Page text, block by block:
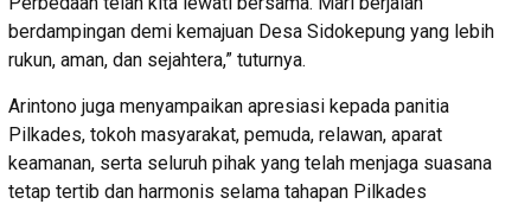
berdampingan demi kemajuan Desa Sidokepung yang lebih
rukun, aman, dan sejahtera,” tuturnya.
Arintono juga menyampaikan apresiasi kepada panitia
Pilkades, tokoh masyarakat, pemuda, relawan, aparat
keamanan, serta seluruh pihak yang telah menjaga suasana
tetap tertib dan harmonis selama tahapan Pilkades